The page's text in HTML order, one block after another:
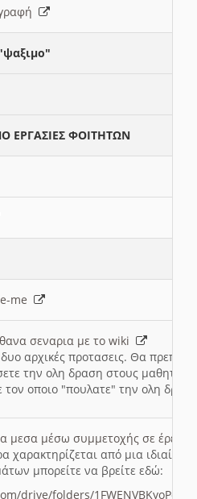
ΕΡΓΑΣΙΕΣ ΦΟΙΤΗΤΩΝ
me
σεναρια με το wiki
αρχικές προτασεις. Θα πρεπει
την ολη δραση στους μαθητες
οποιο "πουλατε" την ολη
μεσα μέσω συμμετοχής σε
χαρακτηρίζεται από μια
μπορείτε να βρείτε εδώ:
drive/folders/